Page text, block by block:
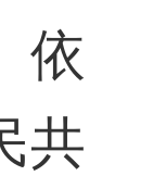
依
共